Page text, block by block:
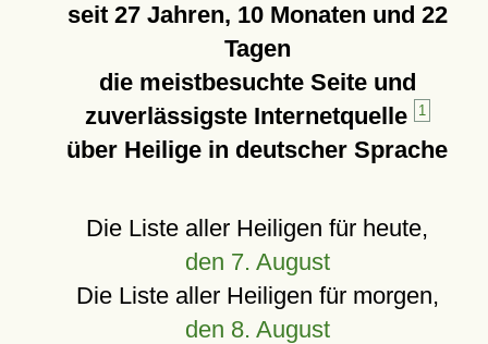
seit 27 Jahren, 10 Monaten und 22
Tagen
die meistbesuchte Seite und
zuverlässigste Internetquelle
1
über Heilige in deutscher Sprache
Die Liste aller Heiligen für heute,
den 7. August
Die Liste aller Heiligen für morgen,
den 8. August